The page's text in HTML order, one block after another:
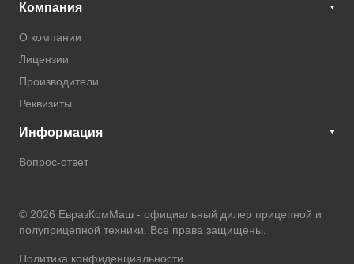
Компания
О компании
Лицензии
Производители
Реквизиты
Информация
Вопрос-ответ
© 2026 ЕвразКомМаш - официальный дилер прицепной и
полуприцепной техники . Все права защищены.
Политика конфиденциальности